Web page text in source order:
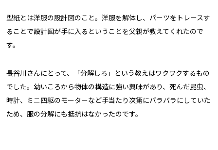
型紙とは洋服の設計図のこと。洋服を解体し、パーツをトレースす
ることで設計図が手に入るということを父親が教えてくれたので
す。
長谷川さんにとって、「分解しろ」という教えはワクワクするもの
でした。幼いころから物体の構造に強い興味があり、死んだ昆虫、
時計、ミニ四駆のモーターなど手当たり次第にバラバラにしていた
ため、服の分解にも抵抗はなかったのです。